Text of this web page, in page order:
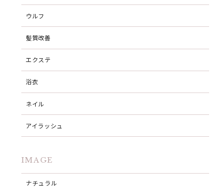
ウルフ
髪質改善
エクステ
浴衣
ネイル
アイラッシュ
IMAGE
ナチュラル